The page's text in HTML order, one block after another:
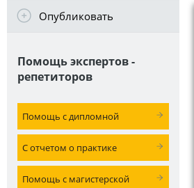
Опубликовать
Помощь экспертов -
репетиторов
Помощь с дипломной
С отчетом о практике
Помощь с магистерской